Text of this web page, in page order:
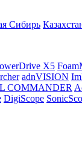
Сибирь
X5
adnVISION
COMMANDER
DigiScope